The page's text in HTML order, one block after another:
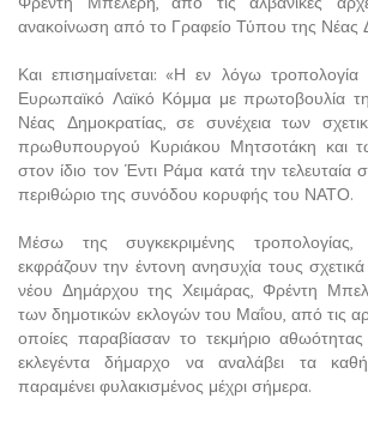
ανακοίνωση από το Γραφείο Τύπου της Νέας
Και επισημαίνεται: «Η εν λόγω
Ευρωπαϊκό Λαϊκό Κόμμα με πρωτοβουλία
Νέας Δημοκρατίας, σε συνέχεια των
πρωθυπουργού Κυριάκου Μητσοτάκη και
στον ίδιο τον Έντι Ράμα κατά την τελευταία
περιθώριο της συνόδου κορυφής του ΝΑΤΟ.
Μέσω της συγκεκριμένης τροπολογίας,
εκφράζουν την έντονη ανησυχία τους
νέου Δημάρχου της Χειμάρας, Φρέντη
των δημοτικών εκλογών του Μαΐου, από τις
οποίες παραβίασαν το τεκμήριο
εκλεγέντα δήμαρχο να αναλάβει τα
παραμένει φυλακισμένος μέχρι σήμερα.